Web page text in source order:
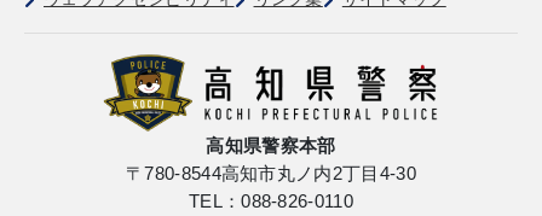
高知県警察本部
〒780-8544高知市丸ノ内2丁目4-30
TEL：088-826-0110